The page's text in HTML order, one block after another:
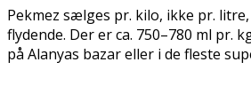
Pekmez sælges pr. kilo, ikke pr.
flydende. Der er ca. 750–780 ml pr.
på Alanyas bazar eller i de fleste